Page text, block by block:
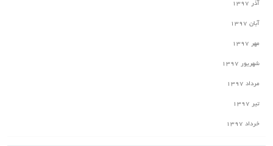
آذر ۱۳۹۷
آبان ۱۳۹۷
مهر ۱۳۹۷
شهریور ۱۳۹۷
مرداد ۱۳۹۷
تیر ۱۳۹۷
خرداد ۱۳۹۷